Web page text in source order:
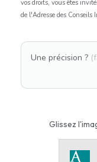
vos droits, vous êtes
de l'Adresse des Conseils
Une précision ?
Glissez